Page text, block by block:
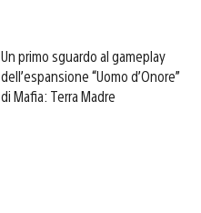
Un primo sguardo al gameplay
dell’espansione “Uomo d’Onore”
di Mafia: Terra Madre